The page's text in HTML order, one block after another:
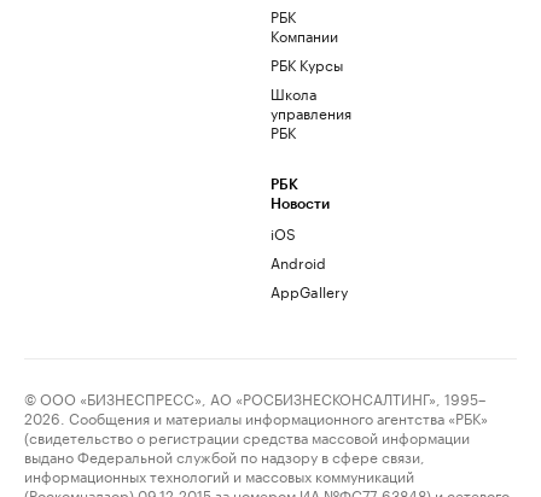
РБК
Компании
РБК Курсы
Школа
управления
РБК
РБК
Новости
iOS
Android
AppGallery
© ООО «БИЗНЕСПРЕСС», АО «РОСБИЗНЕСКОНСАЛТИНГ», 1995–
2026. Сообщения и материалы информационного агентства «РБК»
(свидетельство о регистрации средства массовой информации
выдано Федеральной службой по надзору в сфере связи,
информационных технологий и массовых коммуникаций